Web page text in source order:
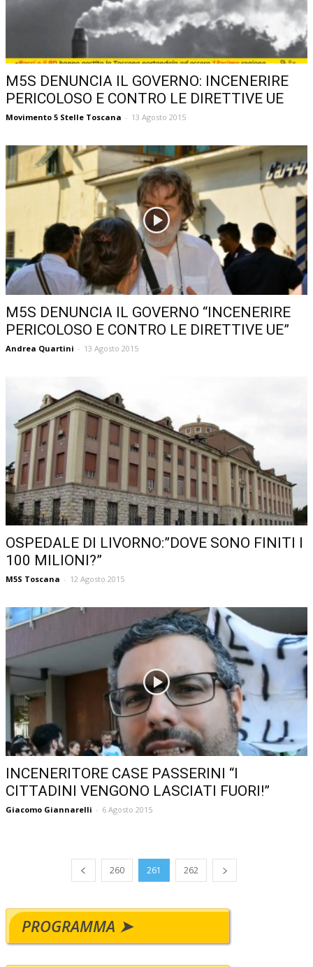
M5S DENUNCIA IL GOVERNO: INCENERIRE
PERICOLOSO E CONTRO LE DIRETTIVE UE
Movimento 5 Stelle Toscana - 13 Agosto 2015
M5S DENUNCIA IL GOVERNO “INCENERIRE
PERICOLOSO E CONTRO LE DIRETTIVE UE”
Andrea Quartini - 13 Agosto 2015
OSPEDALE DI LIVORNO:”DOVE SONO FINITI I
100 MILIONI?”
M5S Toscana - 12 Agosto 2015
INCENERITORE CASE PASSERINI “I
CITTADINI VENGONO LASCIATI FUORI!”
Giacomo Giannarelli - 6 Agosto 2015
260 261 262
PROGRAMMA ➤